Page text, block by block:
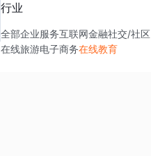
行业
全部企业服务互联网金融社交/社区
在线旅游电子商务在线教育